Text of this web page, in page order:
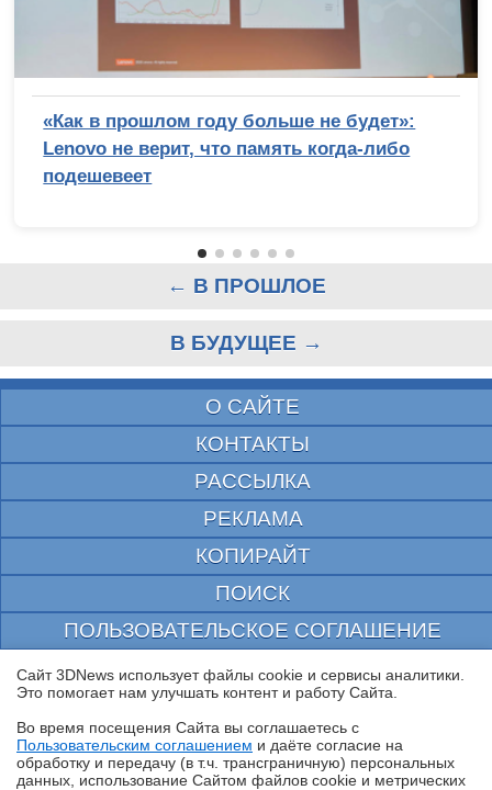
«Как в прошлом году больше не будет»:
Lenovo не верит, что память когда-либо
подешевеет
← В ПРОШЛОЕ
В БУДУЩЕЕ →
О САЙТЕ
КОНТАКТЫ
РАССЫЛКА
РЕКЛАМА
КОПИРАЙТ
ПОИСК
ПОЛЬЗОВАТЕЛЬСКОЕ СОГЛАШЕНИЕ
ЗАЩИЩЕНО CURATOR
© 1997—2026 Электронное периодическое издание "3ДНьюс" | Свидетельство о
выдано Федеральной Службой по надзору за соблюдением законодательства в сфере
массовых коммуникаций и охране культурного наследия
При цитировании документа ссылка на сайт с указанием автора обязательна. Полное
заимствование документа является нарушением
Сайт 3DNews использует файлы cookie и сервисы аналитики.
Это помогает нам улучшать контент и работу Cайта.
Во время посещения Cайта вы соглашаетесь с
Пользовательским соглашением и даёте согласие на
обработку и передачу (в т.ч. трансграничную) персональных
данных, использование Cайтом файлов cookie и метрических